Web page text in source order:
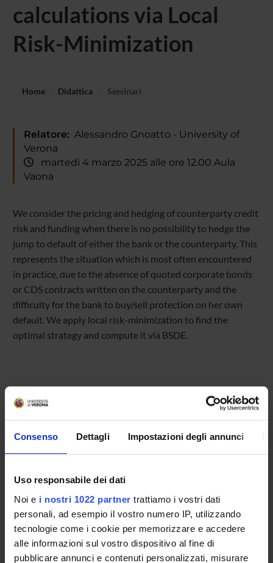
Consenso Dettagli Impostazioni degli annunci
Uso responsabile dei dati
Noi e i nostri 1022 partner trattiamo i vostri dati
personali, ad esempio il vostro numero IP, utilizzando
tecnologie come i cookie per memorizzare e accedere
alle informazioni sul vostro dispositivo al fine di
pubblicare annunci e contenuti personalizzati, misurare
calculations via Local
Risk-Minimization
Home Didattica Seminari
Relatore: Alessandro Gnoatto - University of
Verona
martedì 4 marzo 2025 alle ore 12.00 Aula
Vaona
We consider the pricing and hedging of counterparty credit
risk and funding when there is no possibility to hedge the
jump to default of either the bank or the counterparty. This
represents the situation which is most often encountered
in practice, due to the absence of quoted corporate bonds
or CDS contracts written on the counterparty and the
difficulty for the bank to buy/sell protection on her own
default. We apply local risk-minimization to find the
optimal strategy and compute it via BSDE.
5 febbraio 2025
OFFERTA FORMATIVA